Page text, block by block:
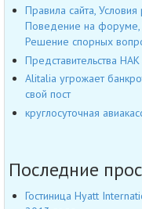
Правила сайта,
Поведение на форуме,
Решение спорных
Представительства
Alitalia угрожает
свой пост
круглосуточная
Последние
Гостиница Hyatt